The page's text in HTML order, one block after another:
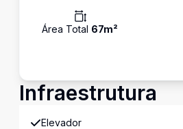
Área Total 67m²
Infraestrutura
Elevador